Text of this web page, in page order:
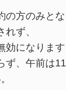
の方のみと
ず、
効になりま
ず、午前は